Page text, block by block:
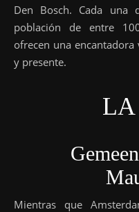
Den Bosch. Cada una
población de entre
ofrecen una
y presente.
LA
Mientras que